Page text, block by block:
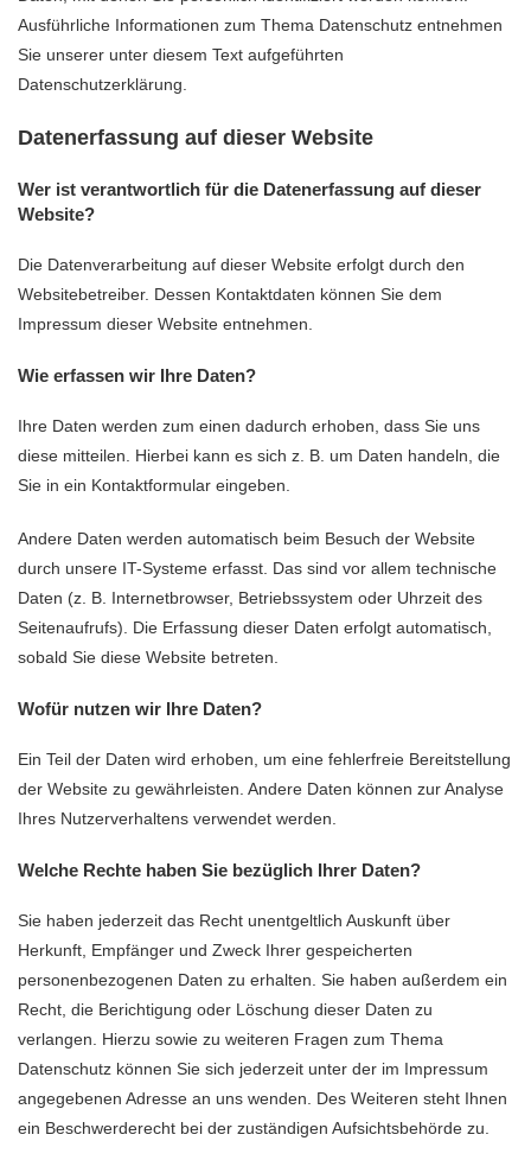
Ausführliche Informationen zum Thema Datenschutz entnehmen
Sie unserer unter diesem Text aufgeführten
Datenschutzerklärung.
Datenerfassung auf dieser Website
Wer ist verantwortlich für die Datenerfassung auf dieser
Website?
Die Datenverarbeitung auf dieser Website erfolgt durch den
Websitebetreiber. Dessen Kontaktdaten können Sie dem
Impressum dieser Website entnehmen.
Wie erfassen wir Ihre Daten?
Ihre Daten werden zum einen dadurch erhoben, dass Sie uns
diese mitteilen. Hierbei kann es sich z. B. um Daten handeln, die
Sie in ein Kontaktformular eingeben.
Andere Daten werden automatisch beim Besuch der Website
durch unsere IT-Systeme erfasst. Das sind vor allem technische
Daten (z. B. Internetbrowser, Betriebssystem oder Uhrzeit des
Seitenaufrufs). Die Erfassung dieser Daten erfolgt automatisch,
sobald Sie diese Website betreten.
Wofür nutzen wir Ihre Daten?
Ein Teil der Daten wird erhoben, um eine fehlerfreie Bereitstellung
der Website zu gewährleisten. Andere Daten können zur Analyse
Ihres Nutzerverhaltens verwendet werden.
Welche Rechte haben Sie bezüglich Ihrer Daten?
Sie haben jederzeit das Recht unentgeltlich Auskunft über
Herkunft, Empfänger und Zweck Ihrer gespeicherten
personenbezogenen Daten zu erhalten. Sie haben außerdem ein
Recht, die Berichtigung oder Löschung dieser Daten zu
verlangen. Hierzu sowie zu weiteren Fragen zum Thema
Datenschutz können Sie sich jederzeit unter der im Impressum
angegebenen Adresse an uns wenden. Des Weiteren steht Ihnen
ein Beschwerderecht bei der zuständigen Aufsichtsbehörde zu.